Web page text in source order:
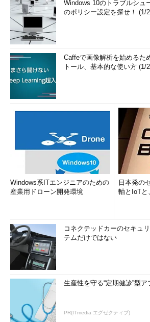
Windows 10のトラブルシュ
のポリシー設定を探せ！ (1/
Caffeで画像解析を始めるた
トール、基本的な使い方 (1/
Windows系ITエンジニアのための
産業用ドローン開発環境
日本発の
軸とIoTと
コネクテッドカーのセキュ
テムだけではない
生産性を守る“定期健診”型ア
PR(ITmedia エグゼクティブ)